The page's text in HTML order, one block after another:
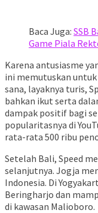
Baca Juga: SSB
Game Piala
Karena antusiasme
ini memutuskan
sana, layaknya turis,
bahkan ikut serta
dampak positif bagi
popularitasnya di
rata-rata 500 ribu
Setelah Bali, Speed
selanjutnya. Jogja
Indonesia. Di
Beringharjo dan
di kawasan Malioboro.